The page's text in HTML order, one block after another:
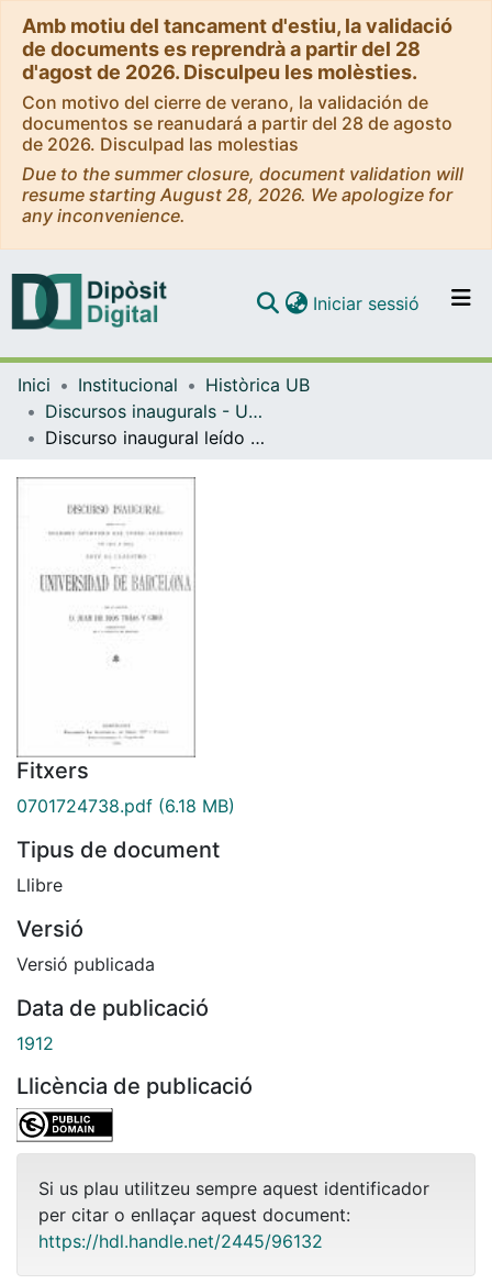
Amb motiu del tancament d'estiu, la validació
de documents es reprendrà a partir del 28
d'agost de 2026. Disculpeu les molèsties.
Con motivo del cierre de verano, la validación de
documentos se reanudará a partir del 28 de agosto
de 2026. Disculpad las molestias
Due to the summer closure, document validation will
resume starting August 28, 2026. We apologize for
any inconvenience.
Navega per tot el DD
Com publicar
Iniciar sessió (current)
Inici Institucional
Històrica UB
Discursos inaugurals - Universitat de Barcelona
Discurso inaugural leído en la solemne apertura del curso académico de 1912 a 1913 ante el claustro de la Universidad de Barcelona
Fitxers
0701724738.pdf (6.18 MB)
Tipus de document
Llibre
Versió
Versió publicada
Data de publicació
1912
Llicència de publicació
Si us plau utilitzeu sempre aquest identificador
per citar o enllaçar aquest document:
https://hdl.handle.net/2445/96132